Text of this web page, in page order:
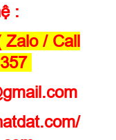
:
/ Call
/